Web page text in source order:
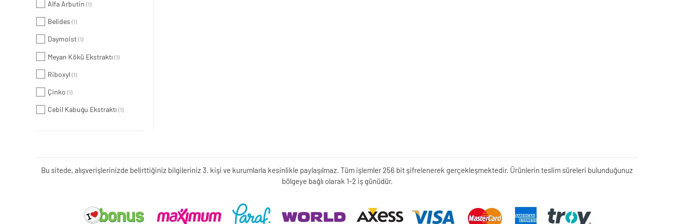
Alfa Arbutin (1)
Belides (1)
Daymoist (1)
Meyan Kökü Ekstraktı (1)
Riboxyl (1)
Çinko (1)
Cebil Kabuğu Ekstraktı (1)
Bu sitede, alışverişlerinizde belirttiğiniz bilgileriniz 3. kişi ve kurumlarla kesinlikle paylaşılmaz. Tüm işlemler 256 bit şifrelenerek gerçekleşmektedir. Ürünlerin teslim süreleri bulunduğunuz
bölgeye bağlı olarak 1-2 iş günüdür.